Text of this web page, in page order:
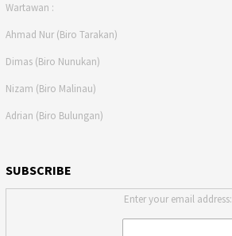
Wartawan :
Ahmad Nur (Biro Tarakan)
Dimas (Biro Nunukan)
Nizam (Biro Malinau)
Adrian (Biro Bulungan)
SUBSCRIBE
Enter your email address: